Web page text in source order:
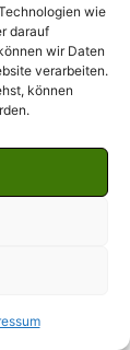
wie
darauf
wir Daten
verarbeiten.
können